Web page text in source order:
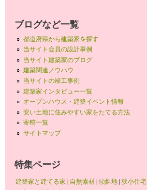
ブログなど一覧
都道府県から建築家を探す
当サイト会員の設計事例
当サイト建築家のブログ
建築関連ノウハウ
当サイトの竣工事例
建築家インタビュー一覧
オープンハウス・建築イベント情報
安い土地に住みやすい家をたてる方法
寄稿一覧
サイトマップ
特集ページ
建築家と建てる家 | 自然素材|傾斜地|狭小住宅